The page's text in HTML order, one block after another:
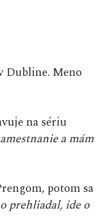
Dubline. Meno
na sériu
a mám
potom sa
prehliadal, ide o